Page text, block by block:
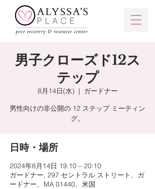
男子クローズド12ス
テップ
8月14日(水)
  |
ガードナー
男性向けの非公開の 12 ステップ ミーティン
日時・場所
2024年8月14日 19:10 – 20:10
ガードナー, 297 セントラル ストリート、ガ
ードナー、MA 01440、米国